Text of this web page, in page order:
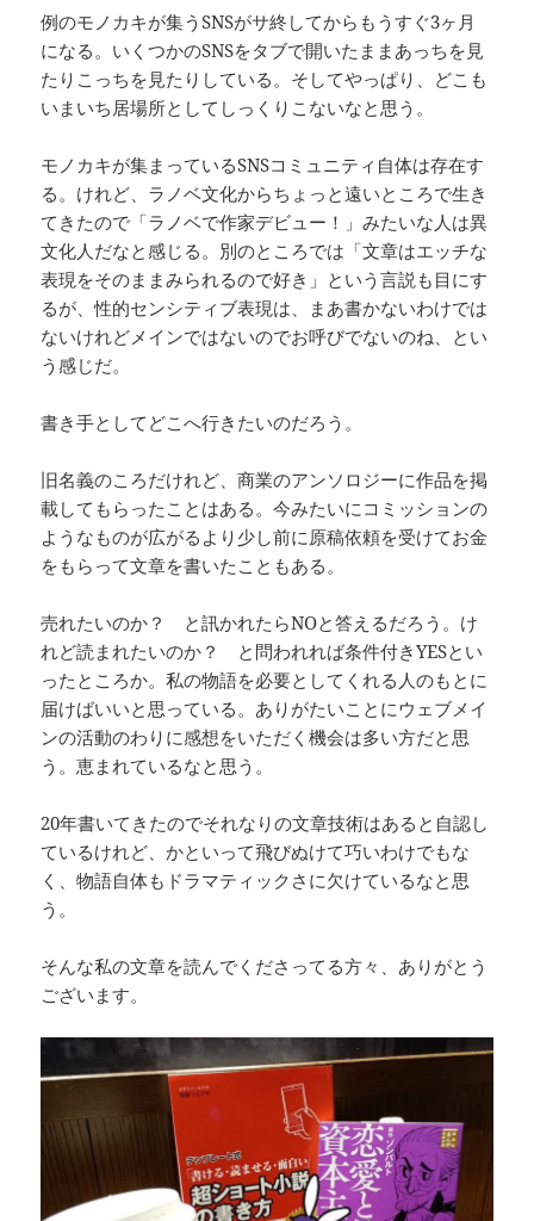
例のモノカキが集うSNSがサ終してからもうすぐ3ヶ月
になる。いくつかのSNSをタブで開いたままあっちを見
たりこっちを見たりしている。そしてやっぱり、どこも
いまいち居場所としてしっくりこないなと思う。
モノカキが集まっているSNSコミュニティ自体は存在す
る。けれど、ラノベ文化からちょっと遠いところで生き
てきたので「ラノベで作家デビュー！」みたいな人は異
文化人だなと感じる。別のところでは「文章はエッチな
表現をそのままみられるので好き」という言説も目にす
るが、性的センシティブ表現は、まあ書かないわけでは
ないけれどメインではないのでお呼びでないのね、とい
う感じだ。
書き手としてどこへ行きたいのだろう。
旧名義のころだけれど、商業のアンソロジーに作品を掲
載してもらったことはある。今みたいにコミッションの
ようなものが広がるより少し前に原稿依頼を受けてお金
をもらって文章を書いたこともある。
売れたいのか？ と訊かれたらNOと答えるだろう。け
れど読まれたいのか？ と問われれば条件付きYESとい
ったところか。私の物語を必要としてくれる人のもとに
届けばいいと思っている。ありがたいことにウェブメイ
ンの活動のわりに感想をいただく機会は多い方だと思
う。恵まれているなと思う。
20年書いてきたのでそれなりの文章技術はあると自認し
ているけれど、かといって飛びぬけて巧いわけでもな
く、物語自体もドラマティックさに欠けているなと思
う。
そんな私の文章を読んでくださってる方々、ありがとう
ございます。